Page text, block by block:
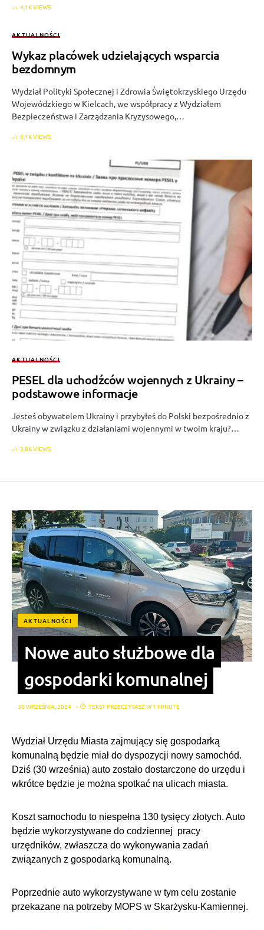
4,1K VIEWS
AKTUALNOŚCI
Wykaz placówek udzielających wsparcia
bezdomnym
Wydział Polityki Społecznej i Zdrowia Świętokrzyskiego Urzędu
Wojewódzkiego w Kielcach, we współpracy z Wydziałem
Bezpieczeństwa i Zarządzania Kryzysowego,…
5,1K VIEWS
AKTUALNOŚCI
PESEL dla uchodźców wojennych z Ukrainy –
podstawowe informacje
Jesteś obywatelem Ukrainy i przybyłeś do Polski bezpośrednio z
Ukrainy w związku z działaniami wojennymi w twoim kraju?…
3,8K VIEWS
AKTUALNOŚCI
Nowe auto służbowe dla
gospodarki komunalnej
30 WRZEŚNIA, 2024 TEKST PRZECZYTASZ W 1 MINUTĘ
Wydział Urzędu Miasta zajmujący się gospodarką
komunalną będzie miał do dyspozycji nowy samochód.
Dziś (30 września) auto zostało dostarczone do urzędu i
wkrótce będzie je można spotkać na ulicach miasta.
Koszt samochodu to niespełna 130 tysięcy złotych. Auto
będzie wykorzystywane do codziennej pracy
urzędników, zwłaszcza do wykonywania zadań
związanych z gospodarką komunalną.
Poprzednie auto wykorzystywane w tym celu zostanie
przekazane na potrzeby MOPS w Skarżysku-Kamiennej.